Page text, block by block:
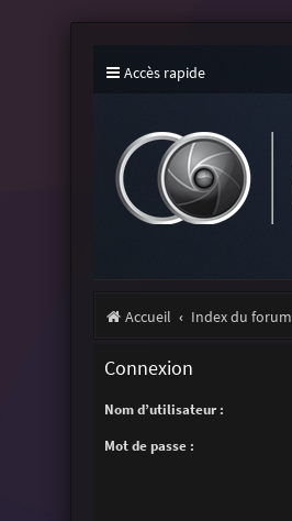
Accès rapide
Accueil Index du forum
Connexion
Nom d’utilisateur :
Mot de passe :